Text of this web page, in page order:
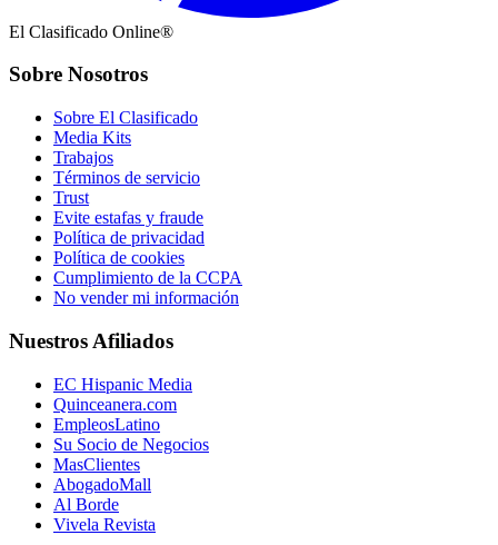
El Clasificado Online®
Sobre Nosotros
Sobre El Clasificado
Media Kits
Trabajos
Términos de servicio
Trust
Evite estafas y fraude
Política de privacidad
Política de cookies
Cumplimiento de la CCPA
No vender mi información
Nuestros Afiliados
EC Hispanic Media
Quinceanera.com
EmpleosLatino
Su Socio de Negocios
MasClientes
AbogadoMall
Al Borde
Vivela Revista